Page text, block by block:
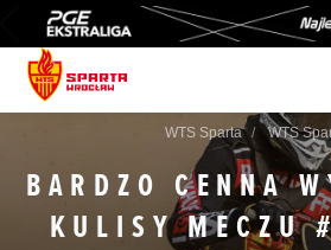
WTS Sparta WTS
BARDZO CENNA
KULISY MECZU